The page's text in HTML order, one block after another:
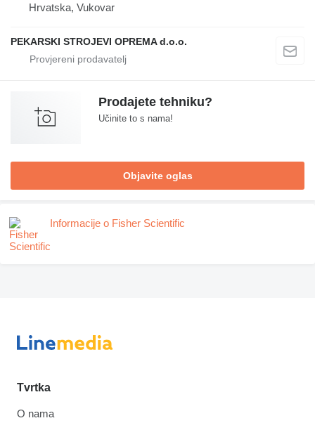
Hrvatska, Vukovar
PEKARSKI STROJEVI OPREMA d.o.o.
Prodajete tehniku?
Učinite to s nama!
Objavite oglas
Informacije o Fisher Scientific
Tvrtka
O nama